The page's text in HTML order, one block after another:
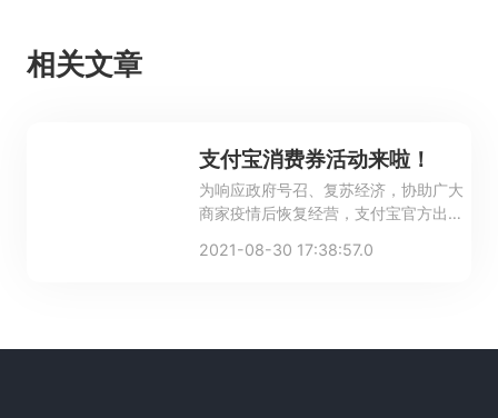
相关文章
支付宝消费券活动来啦！
为响应政府号召、复苏经济，协助广大
商家疫情后恢复经营，支付宝官方出资
顾客到店消费。
2021-08-30 17:38:57.0